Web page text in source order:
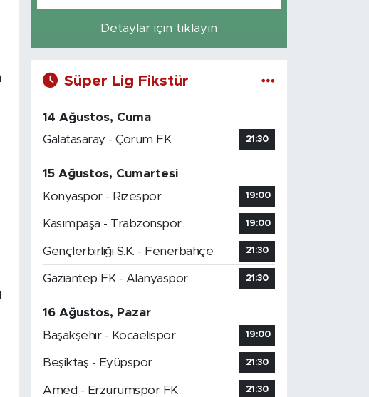
Detaylar için tıklayın
Süper Lig Fikstür
14 Ağustos, Cuma
Galatasaray - Çorum FK
21:30
15 Ağustos, Cumartesi
Konyaspor - Rizespor
19:00
Kasımpaşa - Trabzonspor 19:00
Gençlerbirliği S.K. - Fenerbahçe 21:30
Gaziantep FK - Alanyaspor 21:30
16 Ağustos, Pazar
Başakşehir - Kocaelispor
19:00
Beşiktaş - Eyüpspor 21:30
Amed - Erzurumspor FK 21:30